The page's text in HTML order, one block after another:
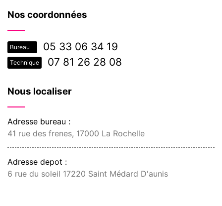
Nos coordonnées
Bureau 05 33 06 34 19
Technique 07 81 26 28 08
Nous localiser
Adresse bureau :
41 rue des frenes, 17000 La Rochelle
Adresse depot :
6 rue du soleil 17220 Saint Médard D'aunis